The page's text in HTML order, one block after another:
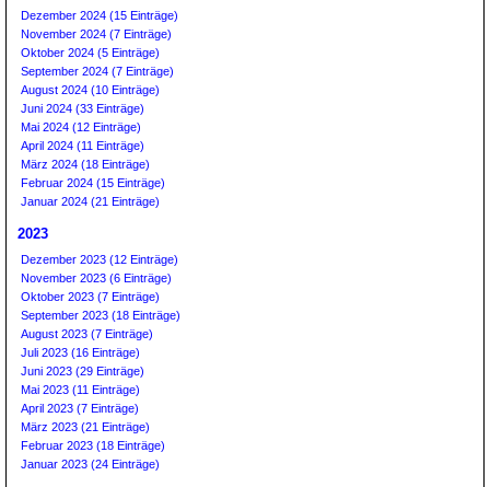
Dezember 2024 (15 Einträge)
November 2024 (7 Einträge)
Oktober 2024 (5 Einträge)
September 2024 (7 Einträge)
August 2024 (10 Einträge)
Juni 2024 (33 Einträge)
Mai 2024 (12 Einträge)
April 2024 (11 Einträge)
März 2024 (18 Einträge)
Februar 2024 (15 Einträge)
Januar 2024 (21 Einträge)
2023
Dezember 2023 (12 Einträge)
November 2023 (6 Einträge)
Oktober 2023 (7 Einträge)
September 2023 (18 Einträge)
August 2023 (7 Einträge)
Juli 2023 (16 Einträge)
Juni 2023 (29 Einträge)
Mai 2023 (11 Einträge)
April 2023 (7 Einträge)
März 2023 (21 Einträge)
Februar 2023 (18 Einträge)
Januar 2023 (24 Einträge)